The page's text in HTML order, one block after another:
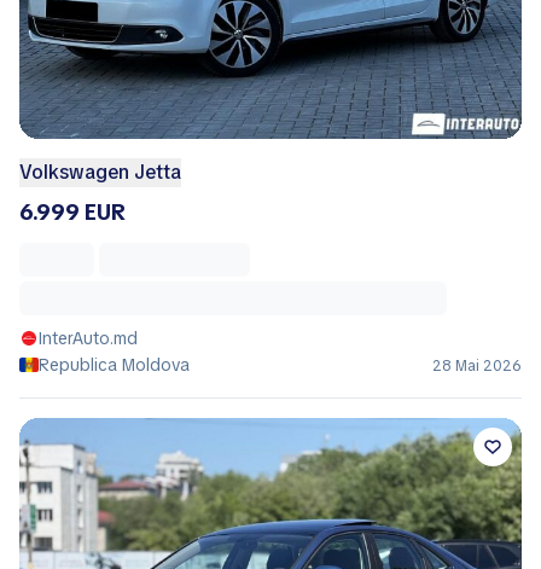
Volkswagen Jetta
6.999 EUR
InterAuto.md
Republica Moldova
28 Mai 2026